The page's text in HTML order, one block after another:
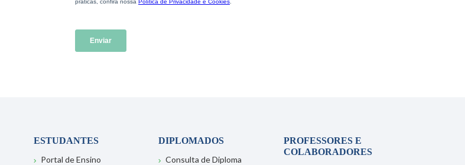
ESTUDANTES
Portal de Ensino
DIPLOMADOS
Consulta de Diploma
PROFESSORES E
COLABORADORES